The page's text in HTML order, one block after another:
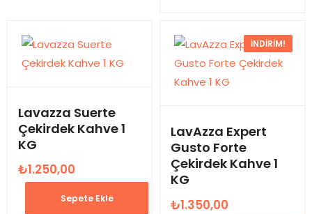
Lavazza Suerte
Çekirdek Kahve 1
KG
₺1.250,00
Sepete Ekle
İNDIRIM!
LavAzza Expert
Gusto Forte
Çekirdek Kahve 1
KG
Orijinal
₺1.350,00